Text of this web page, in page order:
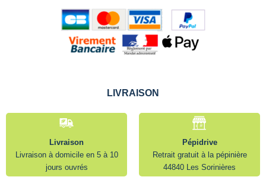
LIVRAISON
Livraison
Livraison à domicile en 5 à 10
jours ouvrés
Pépidrive
Retrait gratuit à la pépinière
44840 Les Sorinières